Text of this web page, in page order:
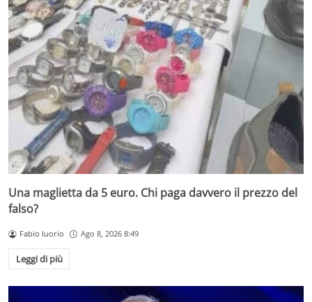
Una maglietta da 5 euro. Chi paga davvero il prezzo del
falso?
Fabio Iuorio Ago 8, 2026 8:49
Leggi di più